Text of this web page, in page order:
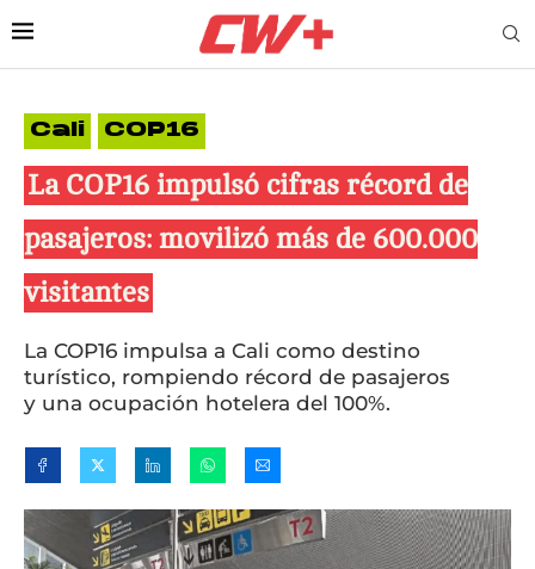
Cali COP16
La COP16 impulsó cifras récord de
pasajeros: movilizó más de 600.000
visitantes
La COP16 impulsa a Cali como destino
turístico, rompiendo récord de pasajeros
y una ocupación hotelera del 100%.